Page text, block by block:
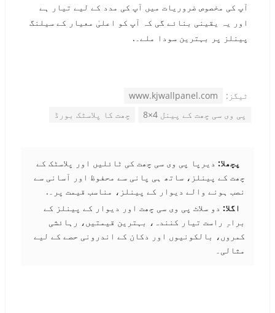
آپ کی مخصوص ضروریات میں آپ کی مدد کے لیے تیار ہے
اور یہ یقینی بنائے گی کہ آپ کو اعلیٰ معیار کے سیلنگ
پینلز پر بہترین سودا ملے۔.
ٹیگز:
www.kjwallpanel.com
پی وی سی چھت کے پینل 4×8
چھت کا پلاسٹک بورڈ
پچھلا: دیرپا پی وی سی چھت کی ٹائلیں اور پلاسٹک کے
چھت کے پینلز، ساتھ ہی پانی سے محفوظ اور آسانی سے
نصب ہونے والے دیوار کے پینلز، مناسب قیمت پر۔.
اگلا: دو سلاٹ پی وی سی چھت اور دیوار کے پینلز کے
براہِ راست تیار کنندہ، بہترین قیمتیں، رہائشی
کمروں، بالکونیوں اور دکان کے اندرونی حصے کے لیے
مثالی۔